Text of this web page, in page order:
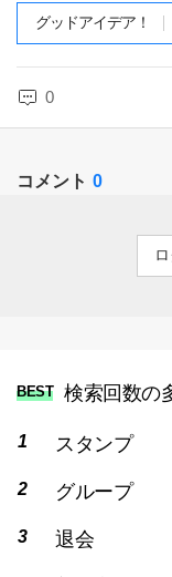
グッドアイデア！
0
コメント 0
BEST 検索回数の
スタンプ
グループ
退会